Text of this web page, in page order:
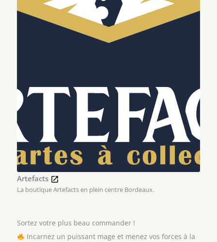
Artefacts
La boutique Artefacts en plein centre Bordeaux.
Sortez votre plus beau commander !
Incarnez un puissant mage et menez vos forces à la